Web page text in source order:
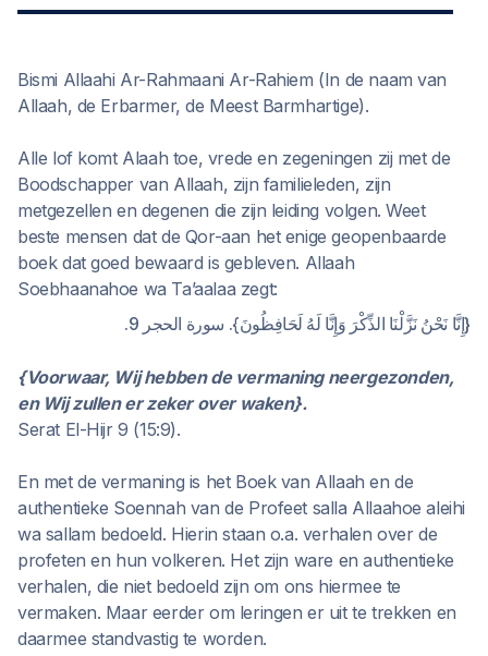
Bismi Allaahi Ar-Rahmaani Ar-Rahiem (In de naam van
Allaah, de Erbarmer, de Meest Barmhartige).
Alle lof komt Alaah toe, vrede en zegeningen zij met de
Boodschapper van Allaah, zijn familieleden, zijn
metgezellen en degenen die zijn leiding volgen. Weet
beste mensen dat de Qor-aan het enige geopenbaarde
boek dat goed bewaard is gebleven. Allaah
Soebhaanahoe wa Ta’aalaa zegt:
{إِنَّا نَحْنُ نَزَّلْنَا الذِّكْرَ وَإِنَّا لَهُ لَحَافِظُونَ}. سورة الحجر 9.
{Voorwaar, Wij hebben de vermaning neergezonden,
en Wij zullen er zeker over waken}.
Serat El-Hijr 9 (15:9).
En met de vermaning is het Boek van Allaah en de
authentieke Soennah van de Profeet salla Allaahoe aleihi
wa sallam bedoeld. Hierin staan o.a. verhalen over de
profeten en hun volkeren. Het zijn ware en authentieke
verhalen, die niet bedoeld zijn om ons hiermee te
vermaken. Maar eerder om leringen er uit te trekken en
daarmee standvastig te worden.